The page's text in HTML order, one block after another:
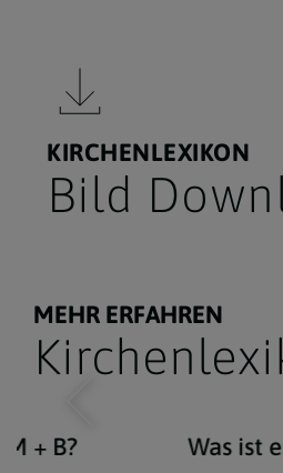
KIRCHENLEXIKON
Bild
MEHR ERFAHREN
+ B? Was ist